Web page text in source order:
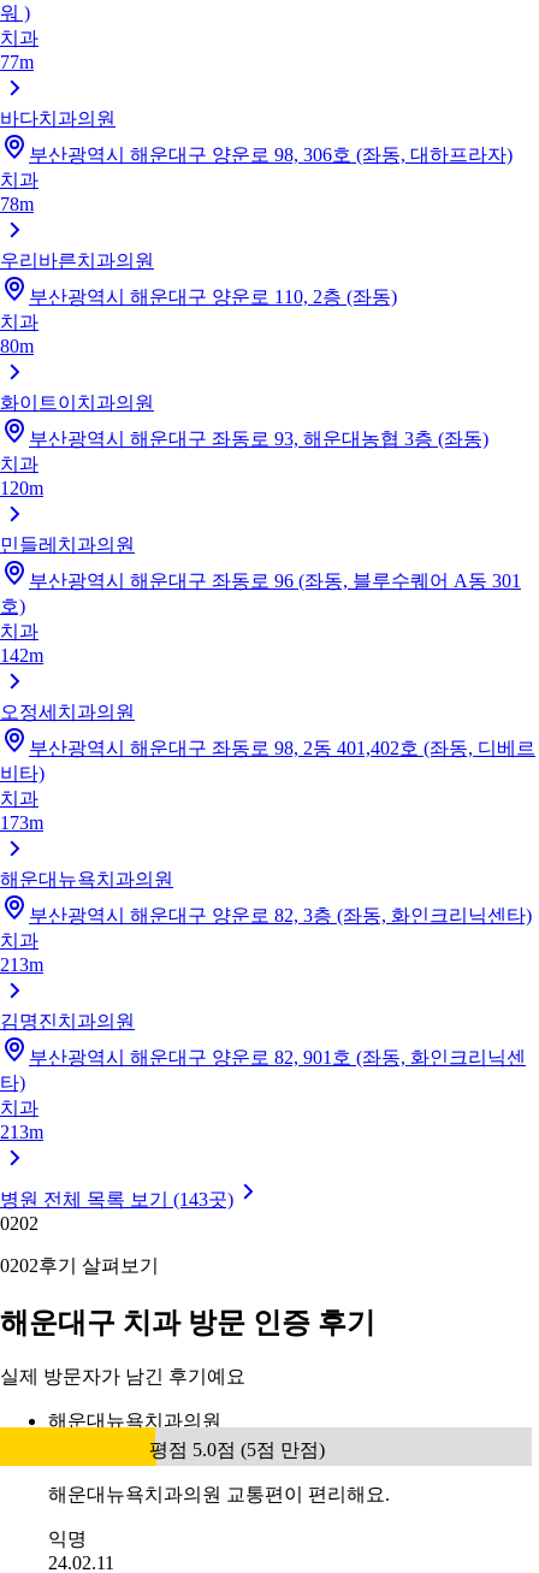
워 )
치과
77m
바다치과의원
부산광역시 해운대구 양운로 98, 306호 (좌동, 대하프라자)
치과
78m
우리바른치과의원
부산광역시 해운대구 양운로 110, 2층 (좌동)
치과
80m
화이트이치과의원
부산광역시 해운대구 좌동로 93, 해운대농협 3층 (좌동)
치과
120m
민들레치과의원
부산광역시 해운대구 좌동로 96 (좌동, 블루수퀘어 A동 301
호)
치과
142m
오정세치과의원
부산광역시 해운대구 좌동로 98, 2동 401,402호 (좌동, 디베르
비타)
치과
173m
해운대뉴욕치과의원
부산광역시 해운대구 양운로 82, 3층 (좌동, 화인크리닉센타)
치과
213m
김명진치과의원
부산광역시 해운대구 양운로 82, 901호 (좌동, 화인크리닉센
타)
치과
213m
병원 전체 목록 보기 (143곳)
0202
0202후기 살펴보기
해운대구 치과 방문 인증 후기
실제 방문자가 남긴 후기예요
해운대뉴욕치과의원
평점 5.0점 (5점 만점)
해운대뉴욕치과의원 교통편이 편리해요.
익명
24.02.11